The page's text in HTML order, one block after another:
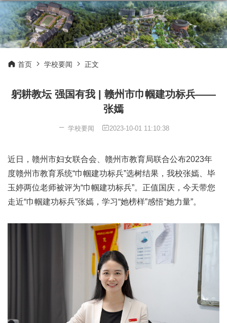
首页 学校要闻 正文
躬耕教坛 强国有我 | 赣州市巾帼建功标兵——
张嫣
学校要闻 2023-10-01 11:10:38
近日，赣州市妇女联合会、赣州市教育局联合公布2023年
度赣州市教育系统“巾帼建功标兵”选树结果，我校张嫣、毕
玉婷两位老师被评为“巾帼建功标兵”。正值国庆，今天带您
走近“巾帼建功标兵”张嫣，学习“她榜样”感悟“她力量”。